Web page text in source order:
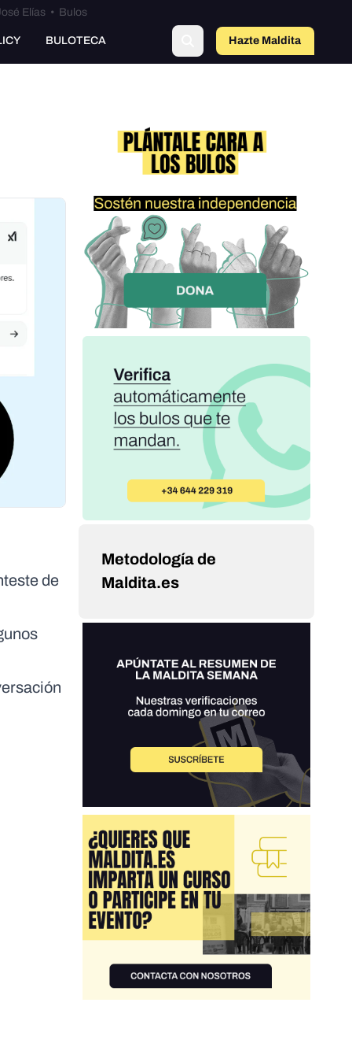
Elías• Bulos
BULOTECA Hazte Maldito
de
Metodología de
Maldita.es